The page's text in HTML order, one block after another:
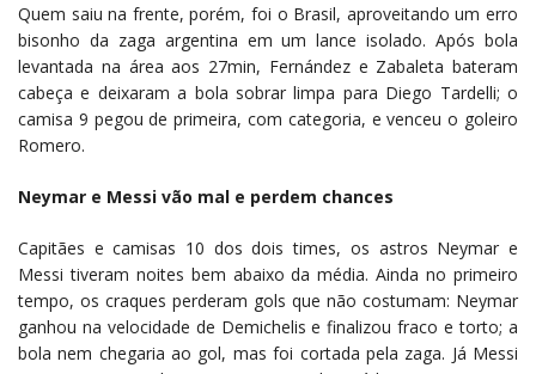
Quem saiu na frente, porém, foi o Brasil, aproveitando um erro
bisonho da zaga argentina em um lance isolado. Após bola
levantada na área aos 27min, Fernández e Zabaleta bateram
cabeça e deixaram a bola sobrar limpa para Diego Tardelli; o
camisa 9 pegou de primeira, com categoria, e venceu o goleiro
Romero.
Neymar e Messi vão mal e perdem chances
Capitães e camisas 10 dos dois times, os astros Neymar e
Messi tiveram noites bem abaixo da média. Ainda no primeiro
tempo, os craques perderam gols que não costumam: Neymar
ganhou na velocidade de Demichelis e finalizou fraco e torto; a
bola nem chegaria ao gol, mas foi cortada pela zaga. Já Messi